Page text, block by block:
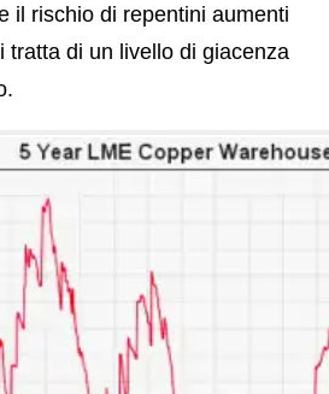
il rischio di repentini aumenti
tratta di un livello di giacenza